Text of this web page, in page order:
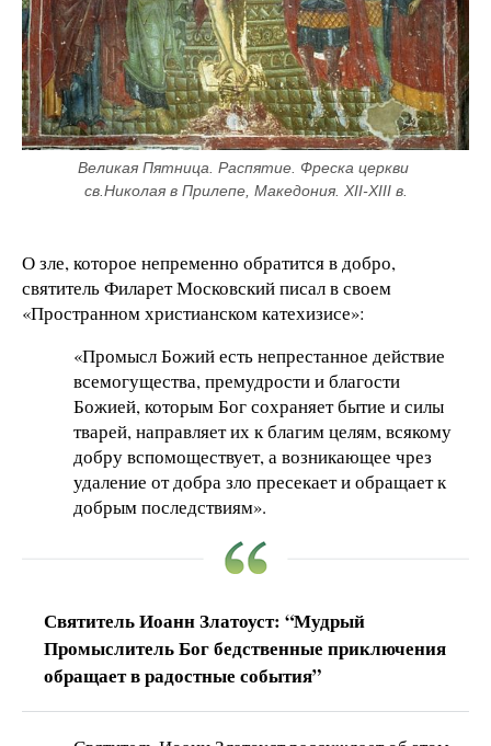
Великая Пятница. Распятие. Фреска церкви
св.Николая в Прилепе, Македония. XII-XIII в.
О зле, которое непременно обратится в добро,
святитель Филарет Московский писал в своем
«Пространном христианском катехизисе»:
«Промысл Божий есть непрестанное действие
всемогущества, премудрости и благости
Божией, которым Бог сохраняет бытие и силы
тварей, направляет их к благим целям, всякому
добру вспомоществует, а возникающее чрез
удаление от добра зло пресекает и обращает к
добрым последствиям».
Святитель Иоанн Златоуст: “Мудрый
Промыслитель Бог бедственные приключения
обращает в радостные события”